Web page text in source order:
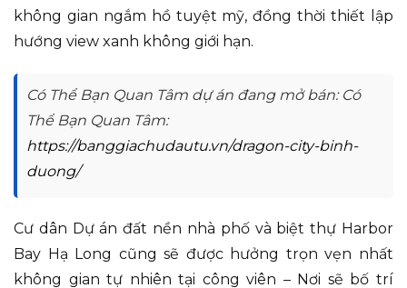
không gian ngắm hồ tuyệt mỹ, đồng thời thiết lập
hướng view xanh không giới hạn.
Có Thể Bạn Quan Tâm dự án đang mở bán: Có
Thể Bạn Quan Tâm:
https://banggiachudautu.vn/dragon-city-binh-
duong/
Cư dân Dự án đất nền nhà phố và biệt thự Harbor
Bay Hạ Long cũng sẽ được hưởng trọn vẹn nhất
không gian tự nhiên tại công viên – Nơi sẽ bố trí